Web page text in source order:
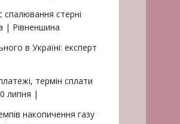
спалювання стерні
| Рівненшина
в Україні: експерт
термін сплати
липня |
накопичення газу